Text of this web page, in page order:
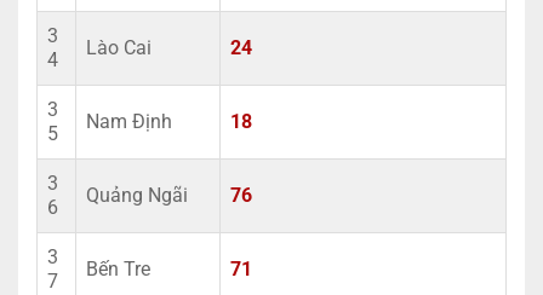
3
4
Lào Cai 24
3
5
Nam Định 18
3
6
Quảng Ngãi 76
3
7
Bến Tre 71